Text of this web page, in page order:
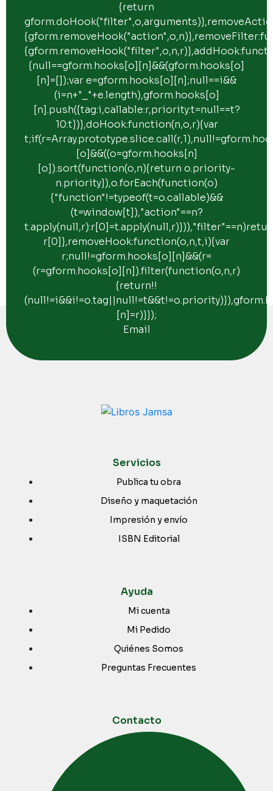
{return
{null==gform.hooks[o][n]&&(gform.hooks[o]
[n]=[]);var e=gform.hooks[o][n];null==i&&
(i=n+"_"+e.length),gform.hooks[o]
[n].push({tag:i,callable:r,priority:t=null==t?
10:t})},doHook:function(n,o,r){var
[o]&&((o=gform.hooks[n]
[o]).sort(function(o,n){return o.priority-
n.priority}),o.forEach(function(o)
{"function"!=typeof(t=o.callable)&&
(t=window[t]),"action"==n?
r[0]},removeHook:function(o,n,t,i){var
r;null!=gform.hooks[o][n]&&(r=
(r=gform.hooks[o][n]).filter(function(o,n,r)
{return!!
[n]=r)}});
Email
Servicios
Publica tu obra
Diseño y maquetación
Impresión y envío
ISBN Editorial
Ayuda
Mi cuenta
Mi Pedido
Quiénes Somos
Preguntas Frecuentes
Contacto